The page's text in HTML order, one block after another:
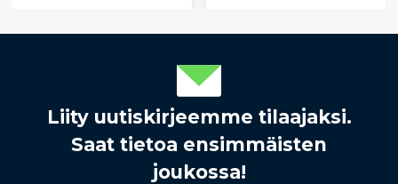
Liity uutiskirjeemme tilaajaksi.
Saat tietoa ensimmäisten
joukossa!